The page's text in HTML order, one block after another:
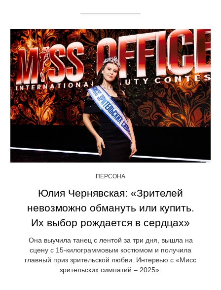
ПЕРСОНА
Юлия Чернявская: «Зрителей
невозможно обмануть или купить.
Их выбор рождается в сердцах»
Она выучила танец с лентой за три дня, вышла на
сцену с 15-килограммовым костюмом и получила
главный приз зрительской любви. Интервью с «Мисс
зрительских симпатий – 2025».